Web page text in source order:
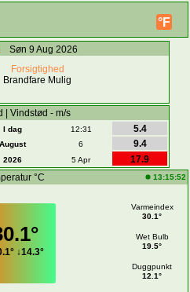
°F
Søn 9 Aug 2026
Forsigtighed
Brandfare Mulig
| Vindstød - m/s
I dag 12:31
5.4
August 6
9.4
2026 5 Apr
17.9
°C
13:15:52
↓14.3°
Varmeindex
30.1°
Wet Bulb
19.5°
Duggpunkt
12.1°